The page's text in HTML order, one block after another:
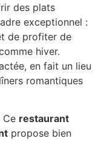
des plats
exceptionnel :
de profiter de
hiver.
en fait un lieu
romantiques
Ce restaurant
propose bien